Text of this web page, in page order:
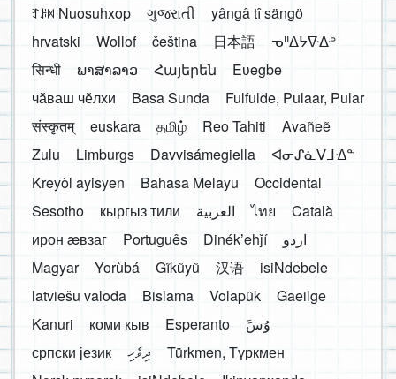
ꆈꌠ꒿ Nuosuhxop
ગુજરાતી
yângâ tî sängö
hrvatski
Wollof čeština 日本語
ᓀᐦᐃᔭᐍᐏᐣ
सिन्धी
ພາສາລາວ Հայերեն
Eʋegbe
чӑваш чӗлхи
Basa Sunda
Fulfulde, Pulaar, Pular
संस्कृतम्
euskara தமிழ் Reo Tahiti
Avañeẽ
Zulu
Limburgs Davvisámegiella
ᐊᓂᔑᓈᐯᒧᐎᓐ
Kreyòl ayisyen
Bahasa Melayu
Occidental
Sesotho
кыргыз тили العربية ไทย
Català
ирон æвзаг
Português Dinékʼehǰí
اردو
Magyar
Yorùbá Gĩkũyũ 汉语
isiNdebele
latviešu valoda
Bislama Volapük
Gaeilge
Kanuri
коми кыв Esperanto
َوُسَ
српски језик
ދިވެހި
Türkmen, Түркмен